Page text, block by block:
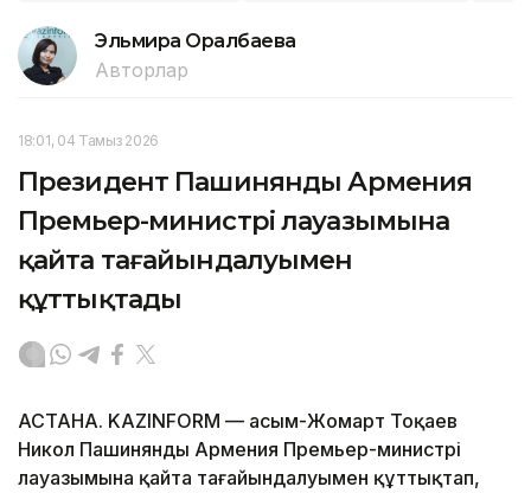
Эльмира Оралбаева
Авторлар
18:01, 04 Тамыз 2026
Президент Пашинянды Армения
Премьер-министрі лауазымына
қайта тағайындалуымен
құттықтады
АСТАНА. KAZINFORM — Қасым-Жомарт Тоқаев
Никол Пашинянды Армения Премьер-министрі
лауазымына қайта тағайындалуымен құттықтап,